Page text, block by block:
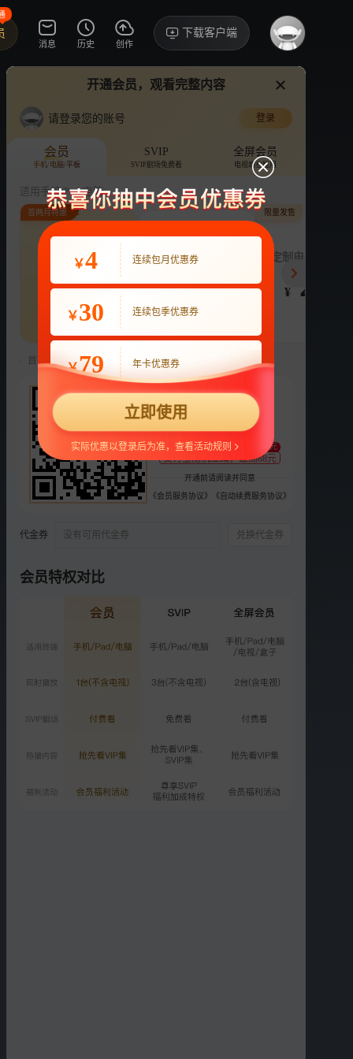
消息 历史 创作
下载客户端
讨论·31
一夜新娘 第二季
电视剧 5.0亿次播放 袁昊 赵昭仪
选集
第2部
13
VIP
14
VIP
15
VIP
16
VIP
17
18
VIP
19
VIP
20 21
VIP
22
23 24 彩1
彩2
VIP
彩3
荐
更多选集
精彩短片 更多
开通会员，观看完整内容
请登录您的账号 登录
会员
手机/电脑/平板
SVIP
SVIP剧场免费看
全屏会员
电视端也能用
适用手机/Pad/电脑
连续包月
¥ 22
22
首两月特惠
连续包季
¥ 63
定制电子吧唧年
¥ 248
限量发售
首两月仅18元/月，第三月起自动续费22元/月，可随时取消。
22
支持 扫码支付
支付宝随机立减，最高88元
至少减1元
开通前请阅读并同意
《会员服务协议》 《自动续费服务协议》
代金券 没有可用代金券 兑换代金券
会员特权对比
￥4 连续包月优惠券
￥30 连续包季优惠券
￥79 年卡优惠券
立即使用
实际优惠以登录后为准，查看活动规则